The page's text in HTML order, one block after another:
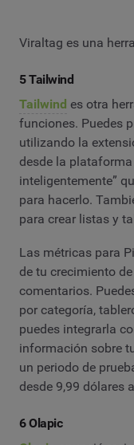
Viraltag es una
5 Tailwind
Tailwind es otra
funciones. Puedes
utilizando la
desde la
inteligentemente”
para hacerlo.
para crear listas y
Las métricas para
de tu crecimiento
comentarios.
por categoría,
puedes integrarla
información sobre
un periodo de
desde 9,99 dólares
6 Olapic